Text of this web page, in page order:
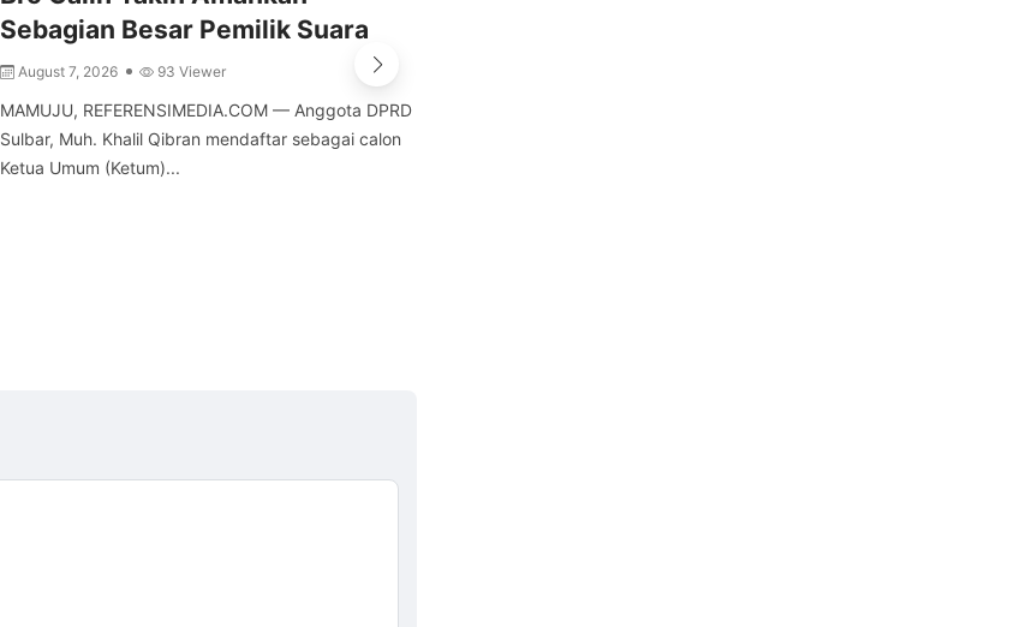
Sebagian Besar Pemilik Suara
August 7, 2026 93 Viewer
MAMUJU, REFERENSIMEDIA.COM — Anggota DPRD
Sulbar, Muh. Khalil Qibran mendaftar sebagai calon
Ketua Umum (Ketum)...